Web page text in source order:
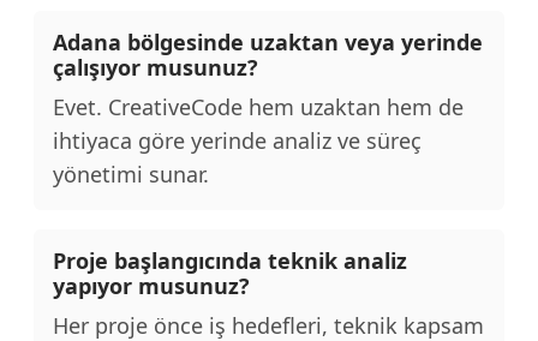
Adana bölgesinde uzaktan veya yerinde
çalışıyor musunuz?
Evet. CreativeCode hem uzaktan hem de
ihtiyaca göre yerinde analiz ve süreç
yönetimi sunar.
Proje başlangıcında teknik analiz
yapıyor musunuz?
Her proje önce iş hedefleri, teknik kapsam